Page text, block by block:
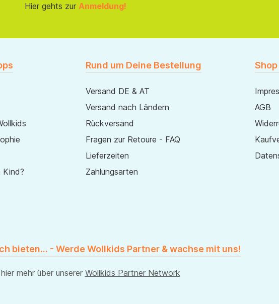
Hier gehts zur Anmeldung!
Kind?
Rund um Deine Bestellung
Versand DE & AT
Versand nach Ländern
Rückversand
Fragen zur Retoure - FAQ
Lieferzeiten
Zahlungsarten
AGB
bieten... - Werde Wollkids Partner & wachse mit uns!
mehr über unserer Wollkids Partner Network